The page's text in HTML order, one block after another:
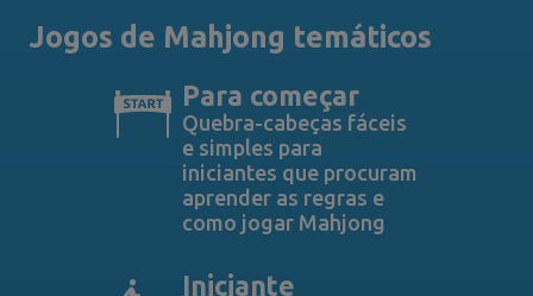
Jogos de Mahjong temáticos
Para começar
Quebra-cabeças fáceis
e simples para
iniciantes que procuram
aprender as regras e
como jogar Mahjong
Iniciante